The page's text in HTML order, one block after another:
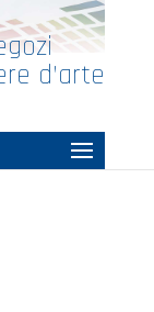
d’arte